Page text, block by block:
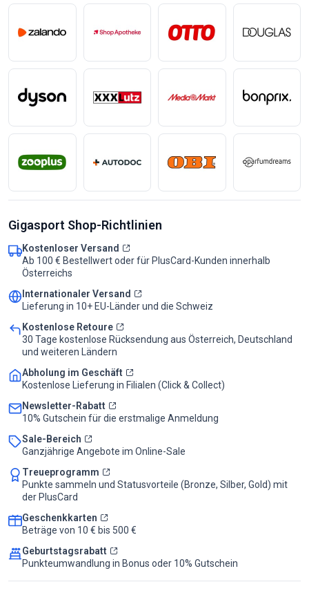
Gigasport Shop-Richtlinien
Kostenloser Versand
Ab 100 € Bestellwert oder für PlusCard-Kunden innerhalb
Österreichs
Internationaler Versand
Lieferung in 10+ EU-Länder und die Schweiz
Kostenlose Retoure
30 Tage kostenlose Rücksendung aus Österreich, Deutschland
und weiteren Ländern
Abholung im Geschäft
Kostenlose Lieferung in Filialen (Click & Collect)
Newsletter-Rabatt
10% Gutschein für die erstmalige Anmeldung
Sale-Bereich
Ganzjährige Angebote im Online-Sale
Treueprogramm
Punkte sammeln und Statusvorteile (Bronze, Silber, Gold) mit
der PlusCard
Geschenkkarten
Beträge von 10 € bis 500 €
Geburtstagsrabatt
Punkteumwandlung in Bonus oder 10% Gutschein